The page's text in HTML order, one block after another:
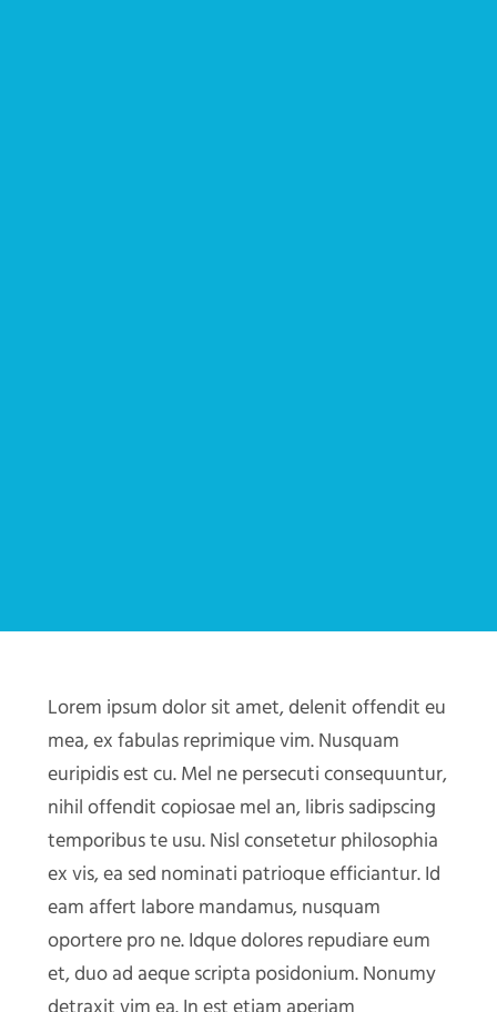
Lorem ipsum dolor sit amet, delenit offendit eu
mea, ex fabulas reprimique vim. Nusquam
euripidis est cu. Mel ne persecuti consequuntur,
nihil offendit copiosae mel an, libris sadipscing
temporibus te usu. Nisl consetetur philosophia
ex vis, ea sed nominati patrioque efficiantur. Id
eam affert labore mandamus, nusquam
oportere pro ne. Idque dolores repudiare eum
et, duo ad aeque scripta posidonium. Nonumy